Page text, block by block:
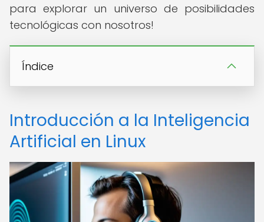
para explorar un universo de posibilidades
tecnológicas con nosotros!
Índice
Introducción a la Inteligencia
Artificial en Linux